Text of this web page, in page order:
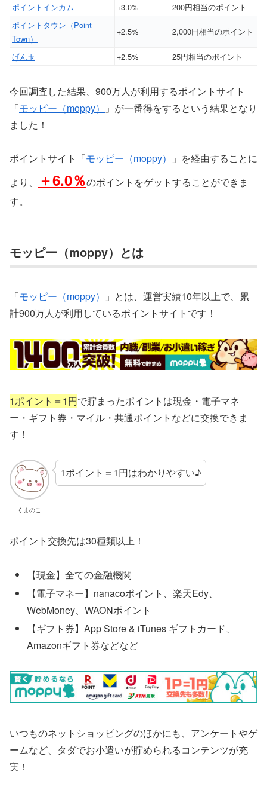
ポイントインカム
+3.0%
200円相当のポイント
ポイントタウン（Point
Town）
+2.5% 2,000円相当のポイント
げん玉 +2.5% 25円相当のポイント
今回調査した結果、900万人が利用するポイントサイト
「モッピー（moppy）
」が一番得をするという結果となり
ました！
ポイントサイト「モッピー（moppy）
」を経由することに
より、
＋6.0％のポイントをゲットすることができま
す。
モッピー（moppy）とは
「モッピー（moppy）
」とは、運営実績10年以上で、累
計900万人が利用しているポイントサイトです！
1ポイント＝1円で貯まったポイントは現金・電子マネ
ー・ギフト券・マイル・共通ポイントなどに交換できま
す！
くまのこ
1ポイント＝1円はわかりやすい♪
ポイント交換先は30種類以上！
【現金】全ての金融機関
【電子マネー】nanacoポイント、楽天Edy、
WebMoney、WAONポイント
【ギフト券】App Store & iTunes ギフトカード、
Amazonギフト券などなど
いつものネットショッピングのほかにも、アンケートやゲ
ームなど、タダでお小遣いが貯められるコンテンツが充
実！